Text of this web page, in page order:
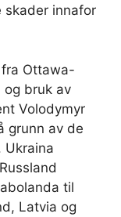
skader innafor
Ottawa-
og bruk av
Volodymyr
grunn av de
Ukraina
til
Latvia og